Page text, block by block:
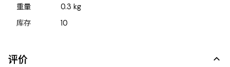
重量
0.3 kg
库存
10
评价